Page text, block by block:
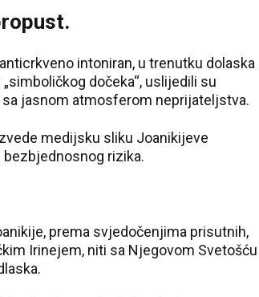
intoniran, u trenutku dolaska
dočeka“, uslijedili su
jasnom atmosferom neprijateljstva.
medijsku sliku Joanikijeve
rizika.
prema svjedočenjima prisutnih,
Irinejem, niti sa Njegovom Svetošću